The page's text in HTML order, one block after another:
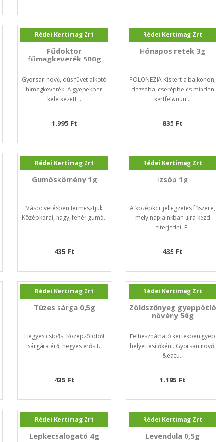
Rédei Kertimag Zrt
Fűdoktor
fűmagkeverék 500g
Gyorsan növő, dús füvet alkotó
fűmagkeverék. A gyepekben
keletkezett ..
1.995 Ft
Rédei Kertimag Zrt
Hónapos retek 3g
POLONEZIA Kiskert a balkonon,
dézsába, cserépbe és minden
kertfel&uum..
835 Ft
Rédei Kertimag Zrt
Gumóskömény 1g
Másodvetésben termesztjük.
Középkorai, nagy, fehér gumó..
435 Ft
Rédei Kertimag Zrt
Izsóp 1g
A középkor jellegzetes fűszere,
mely napjainkban újra kezd
elterjedni. É..
435 Ft
Rédei Kertimag Zrt
Tüzes sárga 0,5g
Hegyes csípős. Középzöldből
sárgára érő, hegyes erős t..
435 Ft
Rédei Kertimag Zrt
Zöldszőnyeg gyeppótló
növény 50g
Felhesználható kertekben gyep
helyettesítőként. Gyorsan növő,
&eacu..
1.195 Ft
Rédei Kertimag Zrt
Lepkecsalogató 4g
Rédei Kertimag Zrt
Levendula 0,5g